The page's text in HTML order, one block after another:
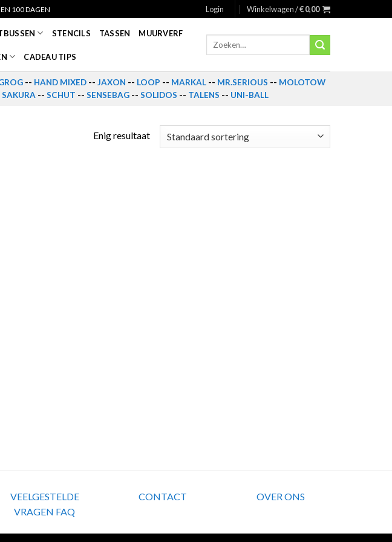
100 DAGEN Login Winkelwagen /€0,00
STENCILS TASSEN MUURVERF
CADEAU TIPS
Zoeken
-- HAND MIXED -- JAXON -- LOOP -- MARKAL -- MR.SERIOUS -- MOLOTOW
SAKURA -- SCHUT -- SENSEBAG -- SOLIDOS -- TALENS -- UNI-BALL
Enig resultaat
VEELGESTELDE
VRAGEN FAQ
CONTACT OVER ONS